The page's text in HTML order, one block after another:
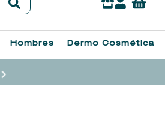
Hombres Dermo Cosmética